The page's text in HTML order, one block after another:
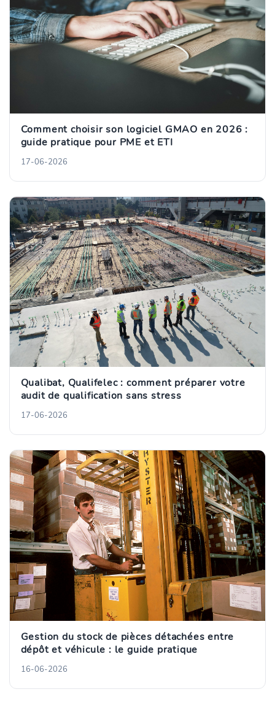
Comment choisir son logiciel GMAO en 2026 :
guide pratique pour PME et ETI
17-06-2026
Qualibat, Qualifelec : comment préparer votre
audit de qualification sans stress
17-06-2026
Gestion du stock de pièces détachées entre
dépôt et véhicule : le guide pratique
16-06-2026